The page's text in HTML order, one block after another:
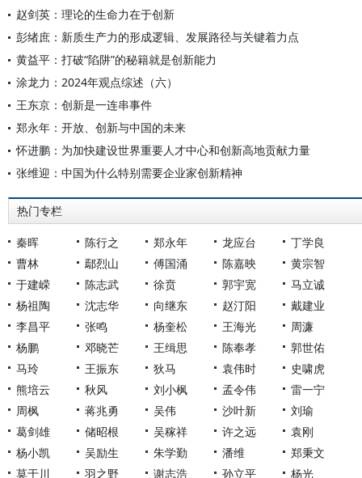
赵剑英：理论的生命力在于创新
彭绪庶：新质生产力的形成逻辑、发展路径与关键着力点
黄益平：打破“陷阱”的秘籍就是创新能力
涂龙力：2024年观点综述（六）
王东京：创新是一连串事件
郑永年：开放、创新与中国的未来
怀进鹏：为加快建设世界重要人才中心和创新高地贡献力量
张维迎：中国为什么特别需要企业家创新精神
热门专栏
秦晖 陈行之 郑永年 龙应台
丁学良
曹林
鄢烈山 傅国涌 陈嘉映
黄宗智
于建嵘
陈志武 徐贲 郭宇宽
马立诚
杨祖陶
沈志华 向继东 赵汀阳
戴建业
李昌平
张鸣 杨奎松 王海光
周濂
杨鹏
邓晓芒 王缉思 陈奉孝
郭世佑
马玲
王振东 狄马 袁伟时
史啸虎
熊培云
秋风 刘小枫 孟令伟
雷一宁
周枫
蒋兆勇 吴伟 沙叶新
刘瑜
葛剑雄
储昭根 吴稼祥 许之远
袁刚
杨小凯
吴励生 朱学勤 潘维
郑秉文
莫于川
羽之野 谢志浩 孙立平 杨光